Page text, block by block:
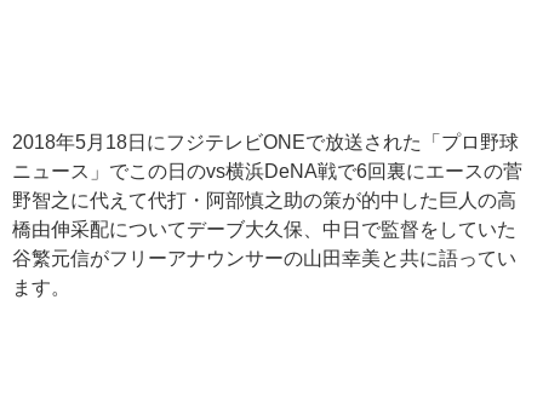
2018年5月18日にフジテレビONEで放送された「プロ野球
ニュース」でこの日のvs横浜DeNA戦で6回裏にエースの菅
野智之に代えて代打・阿部慎之助の策が的中した巨人の高
橋由伸采配についてデーブ大久保、中日で監督をしていた
谷繁元信がフリーアナウンサーの山田幸美と共に語ってい
ます。